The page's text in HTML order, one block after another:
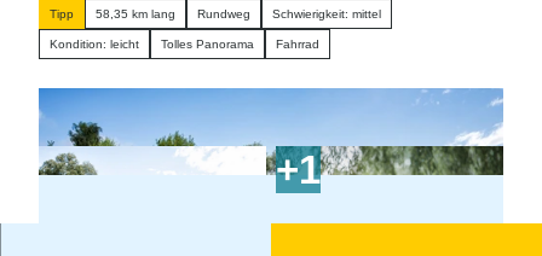
Tipp 58,35 km lang Rundweg Schwierigkeit: mittel
Kondition: leicht Tolles Panorama Fahrrad